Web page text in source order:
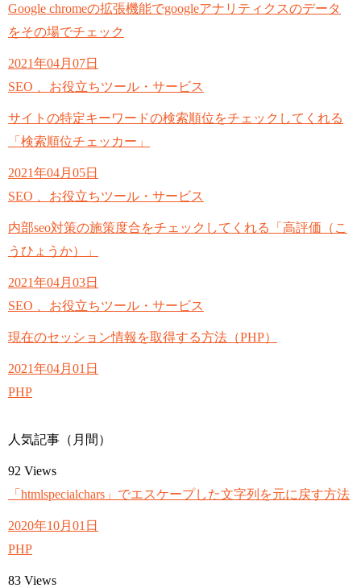
Google chromeの拡張機能でgoogleアナリティクスのデータ
をその場でチェック
2021年04月07日
SEO 、お役立ちツール・サービス
サイトの特定キーワードの検索順位をチェックしてくれる
「検索順位チェッカー」
2021年04月05日
SEO 、お役立ちツール・サービス
内部seo対策の施策度合をチェックしてくれる「高評価（こ
うひょうか）」
2021年04月03日
SEO 、お役立ちツール・サービス
現在のセッション情報を取得する方法（PHP）
2021年04月01日
PHP
人気記事（月間）
92 Views
「htmlspecialchars」でエスケープした文字列を元に戻す方法
2020年10月01日
PHP
83 Views